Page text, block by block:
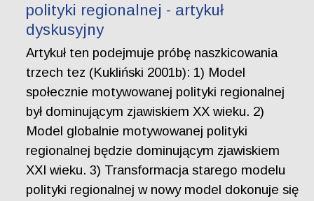
polityki regionalnej - artykuł
dyskusyjny
Artykuł ten podejmuje próbę naszkicowania
trzech tez (Kukliński 2001b): 1) Model
społecznie motywowanej polityki regionalnej
był dominującym zjawiskiem XX wieku. 2)
Model globalnie motywowanej polityki
regionalnej będzie dominującym zjawiskiem
XXI wieku. 3) Transformacja starego modelu
polityki regionalnej w nowy model dokonuje się